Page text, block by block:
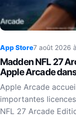
App Store7 août 2026
Madden NFL 27
Apple Arcade
Apple Arcade
importantes
NFL 27 Arcade